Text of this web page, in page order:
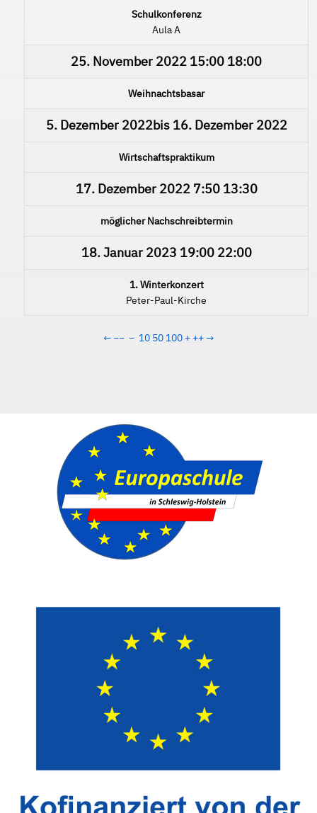
Schulkonferenz
Aula A
25. November 2022 15:00 18:00
Weihnachtsbasar
5. Dezember 2022bis 16. Dezember 2022
Wirtschaftspraktikum
17. Dezember 20227:50 13:30
möglicher Nachschreibtermin
18. Januar 2023 19:00 22:00
1. Winterkonzert
Peter-Paul-Kirche
← −− − 10 50 100 + ++→